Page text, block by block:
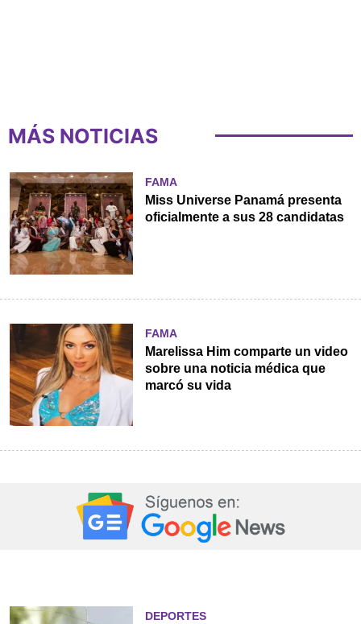
MÁS NOTICIAS
FAMA
Miss Universe Panamá presenta
oficialmente a sus 28 candidatas
FAMA
Marelissa Him comparte un video
sobre una noticia médica que
marcó su vida
DEPORTES